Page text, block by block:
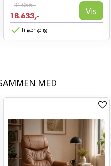
31.056,-
18.633,- Vis
Tilgængelig
MED